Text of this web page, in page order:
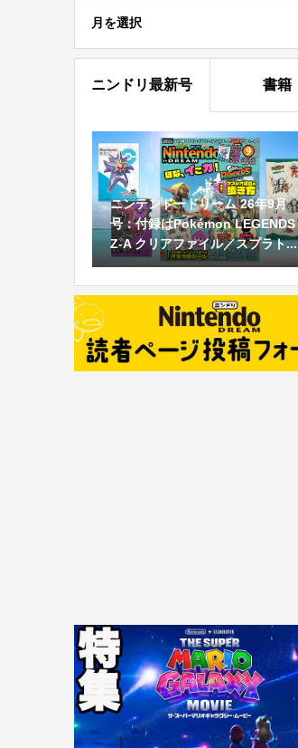
月を選択
ニンドリ最新号 書籍
ニンテンドードリーム 26年9月
号：付録はPokémon LEGENDS
Z-A クリアファイル／スプラト...